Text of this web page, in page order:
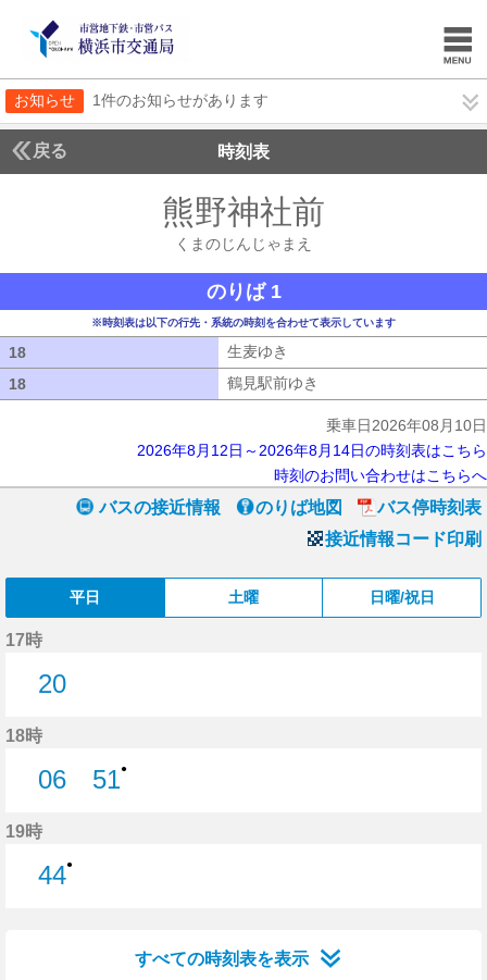
お知らせ 1件のお知らせがあります
戻る 時刻表
熊野神社前
くまのじんじゃまえ
のりば 1
※時刻表は以下の行先・系統の時刻を合わせて表示しています
18 生麦ゆき
18
鶴見駅前ゆき
乗車日2026年08月10日
2026年8月12日～2026年8月14日の時刻表はこちら
時刻のお問い合わせはこちらへ
バスの接近情報 のりば地図
バス停時刻表
接近情報コード印刷
平日 土曜 日曜/祝日
17時
20
18時
06
51●
19時
44●
すべての時刻表を表示